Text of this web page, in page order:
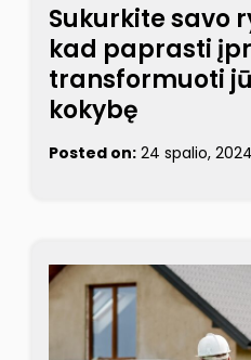
Sukurkite savo
kad paprasti
transformuoti
kokybę
Posted on: 24 spalio, 2024